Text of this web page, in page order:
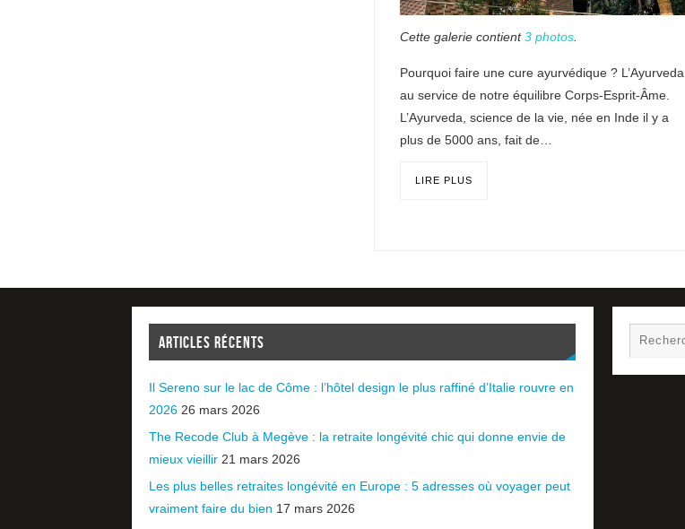
Cette galerie contient3 photos
Pourquoi faire une cure ayurvédique ? L’Ayurveda
au service de notre équilibre Corps-Esprit-Âme.
L’Ayurveda, science de la vie, née en Inde il y a
plus de 5000 ans, fait de…
LIRE PLUS
ARTICLES RÉCENTS
Il Sereno sur le lac de Côme : l’hôtel design le plus raffiné d’Italie rouvre en
2026 26 mars 2026
The Recode Club à Megève : la retraite longévité chic qui donne envie de
mieux vieillir 21 mars 2026
Les plus belles retraites longévité en Europe : 5 adresses où voyager peut
vraiment faire du bien 17 mars 2026